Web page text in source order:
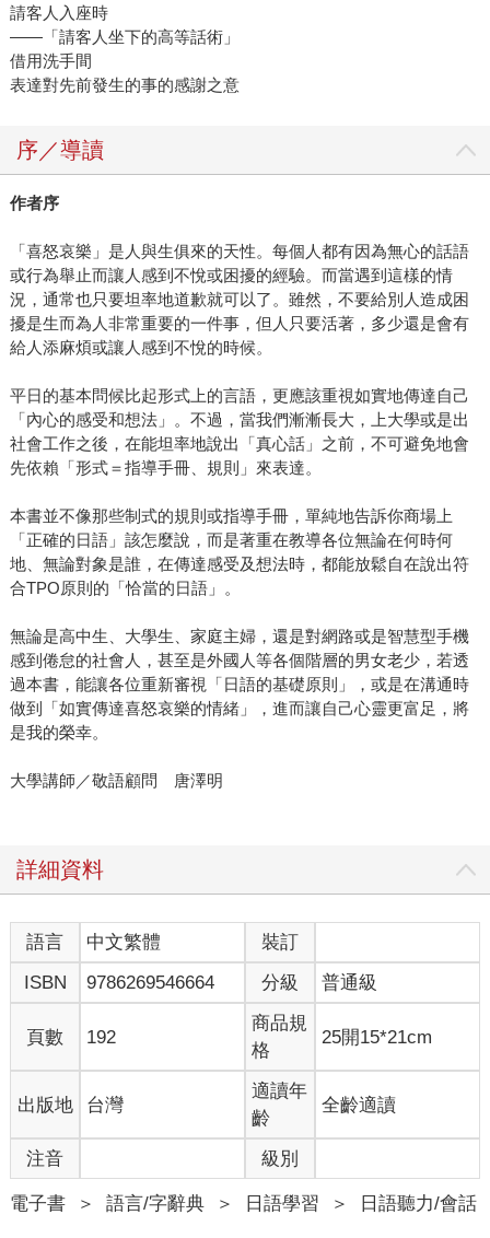
請客人入座時
——「請客人坐下的高等話術」
借用洗手間
表達對先前發生的事的感謝之意
序／導讀
作者序
「喜怒哀樂」是人與生俱來的天性。每個人都有因為無心的話語
或行為舉止而讓人感到不悅或困擾的經驗。而當遇到這樣的情
況，通常也只要坦率地道歉就可以了。雖然，不要給別人造成困
擾是生而為人非常重要的一件事，但人只要活著，多少還是會有
給人添麻煩或讓人感到不悅的時候。
平日的基本問候比起形式上的言語，更應該重視如實地傳達自己
「內心的感受和想法」。不過，當我們漸漸長大，上大學或是出
社會工作之後，在能坦率地說出「真心話」之前，不可避免地會
先依賴「形式＝指導手冊、規則」來表達。
本書並不像那些制式的規則或指導手冊，單純地告訴你商場上
「正確的日語」該怎麼說，而是著重在教導各位無論在何時何
地、無論對象是誰，在傳達感受及想法時，都能放鬆自在說出符
合TPO原則的「恰當的日語」。
無論是高中生、大學生、家庭主婦，還是對網路或是智慧型手機
感到倦怠的社會人，甚至是外國人等各個階層的男女老少，若透
過本書，能讓各位重新審視「日語的基礎原則」，或是在溝通時
做到「如實傳達喜怒哀樂的情緒」，進而讓自己心靈更富足，將
是我的榮幸。
大學講師／敬語顧問 唐澤明
詳細資料
語言 中文繁體
裝訂
ISBN
9786269546664 分級 普通級
頁數 192
商品規
格
25開15*21cm
出版地 台灣
適讀年
齡
全齡適讀
注音 級別
電子書 ＞ 語言/字辭典 ＞ 日語學習 ＞ 日語聽力/會話